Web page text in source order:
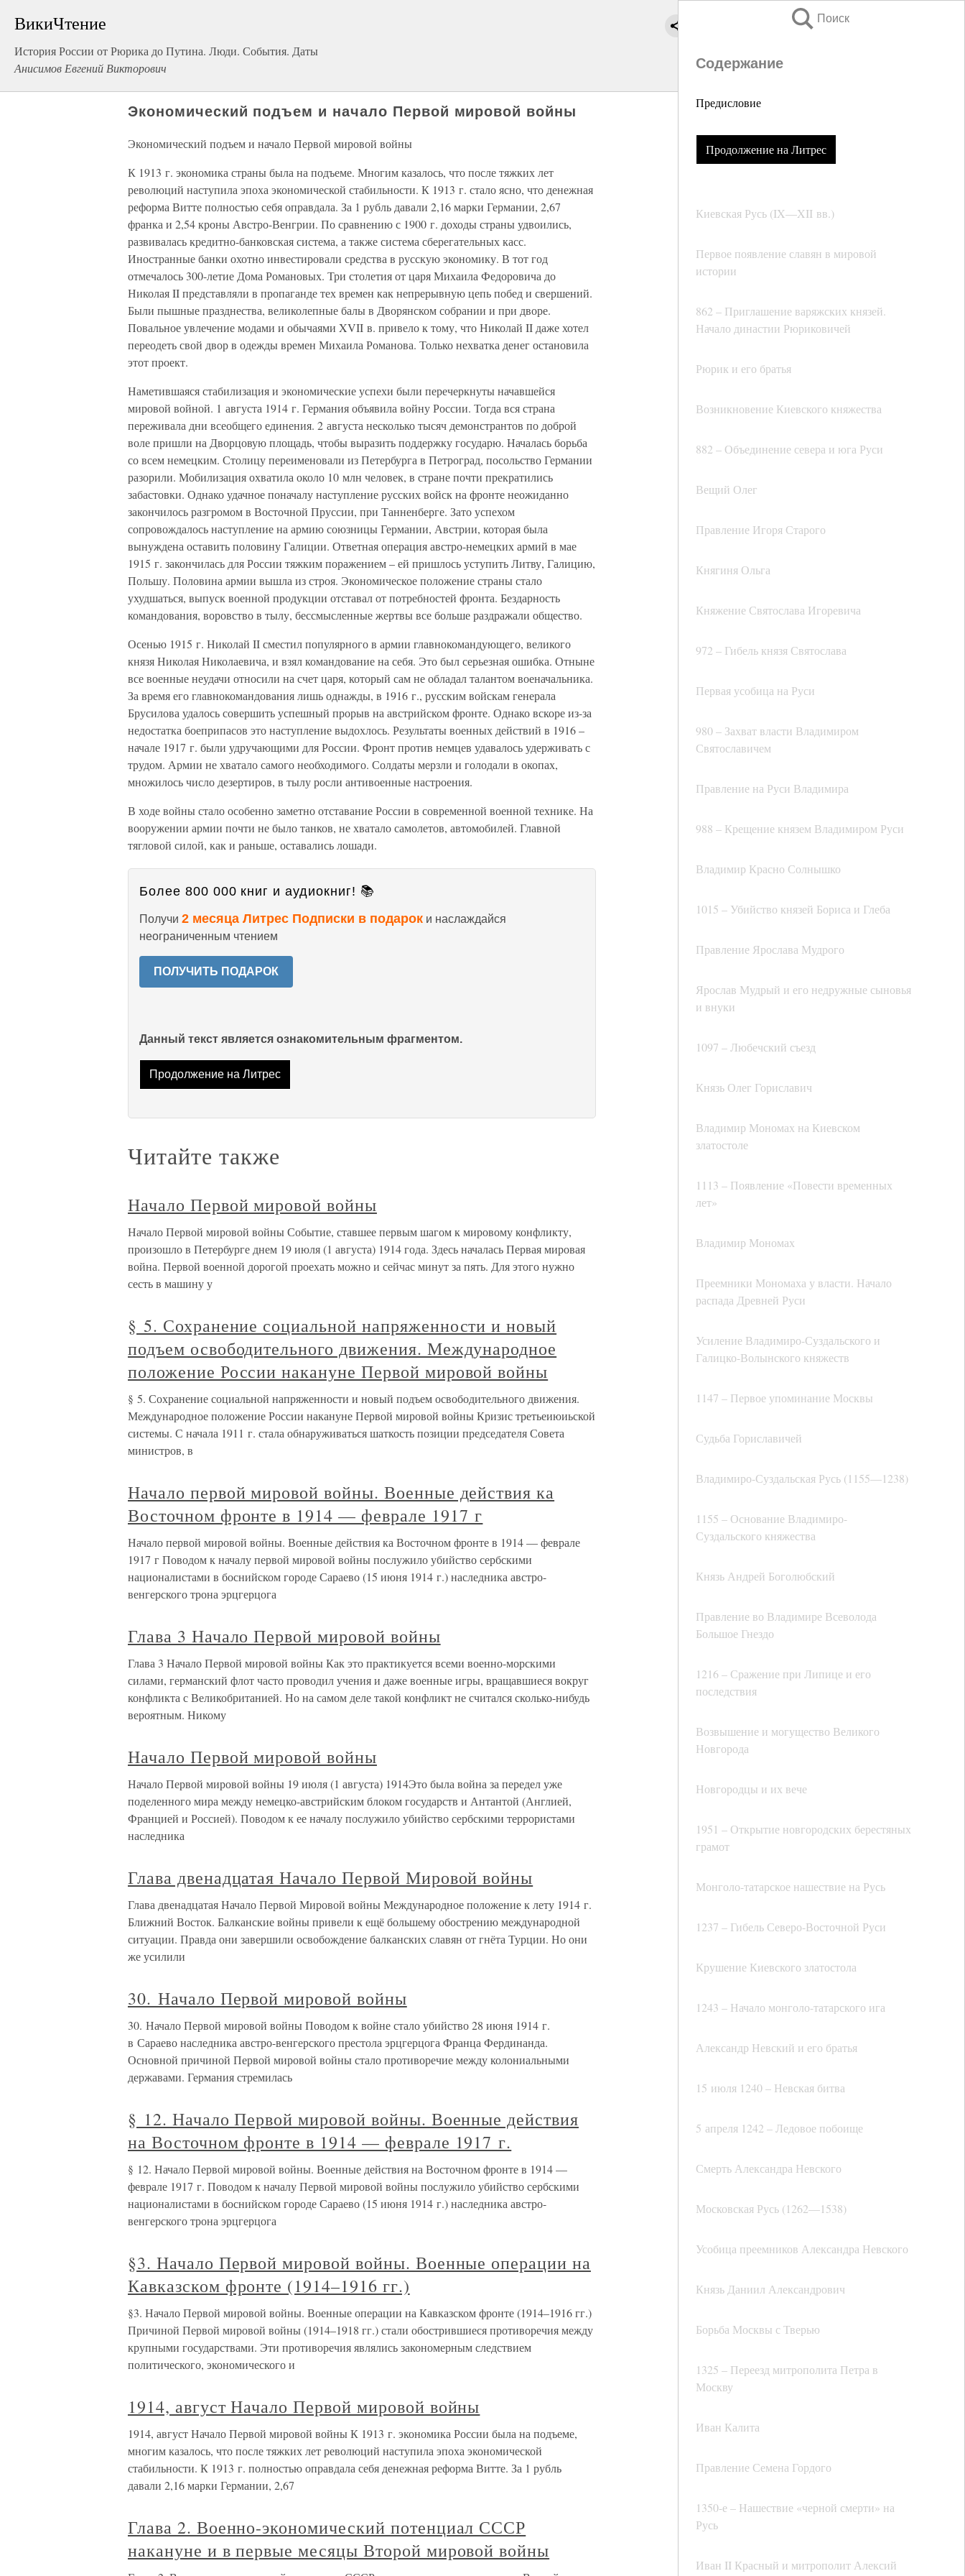
ВикиЧтение
История России от Рюрика до Путина. Люди. События. Даты
Анисимов Евгений Викторович
Поиск
Содержание
Предисловие
Продолжение на Литрес
Киевская Русь (IX—XII вв.)
Первое появление славян в мировой
истории
862 – Приглашение варяжских князей.
Начало династии Рюриковичей
Рюрик и его братья
Возникновение Киевского княжества
882 – Объединение севера и юга Руси
Вещий Олег
Правление Игоря Старого
Княгиня Ольга
Княжение Святослава Игоревича
972 – Гибель князя Святослава
Первая усобица на Руси
980 – Захват власти Владимиром
Святославичем
Правление на Руси Владимира
988 – Крещение князем Владимиром Руси
Владимир Красно Солнышко
1015 – Убийство князей Бориса и Глеба
Правление Ярослава Мудрого
Ярослав Мудрый и его недружные сыновья
и внуки
1097 – Любечский съезд
Князь Олег Гориславич
Владимир Мономах на Киевском
златостоле
1113 – Появление «Повести временных
лет»
Владимир Мономах
Преемники Мономаха у власти. Начало
распада Древней Руси
Усиление Владимиро-Суздальского и
Галицко-Волынского княжеств
1147 – Первое упоминание Москвы
Судьба Гориславичей
Владимиро-Суздальская Русь (1155—1238)
1155 – Основание Владимиро-
Суздальского княжества
Князь Андрей Боголюбский
Правление во Владимире Всеволода
Большое Гнездо
1216 – Сражение при Липице и его
последствия
Возвышение и могущество Великого
Новгорода
Новгородцы и их вече
1951 – Открытие новгородских берестяных
грамот
Монголо-татарское нашествие на Русь
1237 – Гибель Северо-Восточной Руси
Крушение Киевского златостола
1243 – Начало монголо-татарского ига
Александр Невский и его братья
15 июля 1240 – Невская битва
5 апреля 1242 – Ледовое побоище
Смерть Александра Невского
Московская Русь (1262—1538)
Усобица преемников Александра Невского
Князь Даниил Александрович
Борьба Москвы с Тверью
1325 – Переезд митрополита Петра в
Москву
Иван Калита
Правление Семена Гордого
1350-е – Нашествие «черной смерти» на
Русь
Иван II Красный и митрополит Алексий
Экономический подъем и начало Первой мировой войны
Экономический подъем и начало Первой мировой войны
К 1913 г. экономика страны была на подъеме. Многим казалось, что после тяжких лет
революций наступила эпоха экономической стабильности. К 1913 г. стало ясно, что денежная
реформа Витте полностью себя оправдала. За 1 рубль давали 2,16 марки Германии, 2,67
франка и 2,54 кроны Австро-Венгрии. По сравнению с 1900 г. доходы страны удвоились,
развивалась кредитно-банковская система, а также система сберегательных касс.
Иностранные банки охотно инвестировали средства в русскую экономику. В тот год
отмечалось 300-летие Дома Романовых. Три столетия от царя Михаила Федоровича до
Николая II представляли в пропаганде тех времен как непрерывную цепь побед и свершений.
Были пышные празднества, великолепные балы в Дворянском собрании и при дворе.
Повальное увлечение модами и обычаями XVII в. привело к тому, что Николай II даже хотел
переодеть свой двор в одежды времен Михаила Романова. Только нехватка денег остановила
этот проект.
Наметившаяся стабилизация и экономические успехи были перечеркнуты начавшейся
мировой войной. 1 августа 1914 г. Германия объявила войну России. Тогда вся страна
переживала дни всеобщего единения. 2 августа несколько тысяч демонстрантов по доброй
воле пришли на Дворцовую площадь, чтобы выразить поддержку государю. Началась борьба
со всем немецким. Столицу переименовали из Петербурга в Петроград, посольство Германии
разорили. Мобилизация охватила около 10 млн человек, в стране почти прекратились
забастовки. Однако удачное поначалу наступление русских войск на фронте неожиданно
закончилось разгромом в Восточной Пруссии, при Танненберге. Зато успехом
сопровождалось наступление на армию союзницы Германии, Австрии, которая была
вынуждена оставить половину Галиции. Ответная операция австро-немецких армий в мае
1915 г. закончилась для России тяжким поражением – ей пришлось уступить Литву, Галицию,
Польшу. Половина армии вышла из строя. Экономическое положение страны стало
ухудшаться, выпуск военной продукции отставал от потребностей фронта. Бездарность
командования, воровство в тылу, бессмысленные жертвы все больше раздражали общество.
Осенью 1915 г. Николай II сместил популярного в армии главнокомандующего, великого
князя Николая Николаевича, и взял командование на себя. Это был серьезная ошибка. Отныне
все военные неудачи относили на счет царя, который сам не обладал талантом военачальника.
За время его главнокомандования лишь однажды, в 1916 г., русским войскам генерала
Брусилова удалось совершить успешный прорыв на австрийском фронте. Однако вскоре из-за
недостатка боеприпасов это наступление выдохлось. Результаты военных действий в 1916 –
начале 1917 г. были удручающими для России. Фронт против немцев удавалось удерживать с
трудом. Армии не хватало самого необходимого. Солдаты мерзли и голодали в окопах,
множилось число дезертиров, в тылу росли антивоенные настроения.
В ходе войны стало особенно заметно отставание России в современной военной технике. На
вооружении армии почти не было танков, не хватало самолетов, автомобилей. Главной
тягловой силой, как и раньше, оставались лошади.
Более 800 000 книг и аудиокниг! 📚
Получи 2 месяца Литрес Подписки в подарок и наслаждайся
неограниченным чтением
ПОЛУЧИТЬ ПОДАРОК
Данный текст является ознакомительным фрагментом.
Продолжение на Литрес
Читайте также
Начало Первой мировой войны
Начало Первой мировой войны Событие, ставшее первым шагом к мировому конфликту,
произошло в Петербурге днем 19 июля (1 августа) 1914 года. Здесь началась Первая мировая
война. Первой военной дорогой проехать можно и сейчас минут за пять. Для этого нужно
сесть в машину у
§ 5. Сохранение социальной напряженности и новый
подъем освободительного движения. Международное
положение России накануне Первой мировой войны
§ 5. Сохранение социальной напряженности и новый подъем освободительного движения.
Международное положение России накануне Первой мировой войны Кризис третьеиюиьской
системы. С начала 1911 г. стала обнаруживаться шаткость позиции председателя Совета
министров, в
Начало первой мировой войны. Военные действия ка
Восточном фронте в 1914 — феврале 1917 г
Начало первой мировой войны. Военные действия ка Восточном фронте в 1914 — феврале
1917 г Поводом к началу первой мировой войны послужило убийство сербскими
националистами в боснийском городе Сараево (15 июня 1914 г.) наследника австро-
венгерского трона эрцгерцога
Глава 3 Начало Первой мировой войны
Глава 3 Начало Первой мировой войны Как это практикуется всеми военно-морскими
силами, германский флот часто проводил учения и даже военные игры, вращавшиеся вокруг
конфликта с Великобританией. Но на самом деле такой конфликт не считался сколько-нибудь
вероятным. Никому
Начало Первой мировой войны
Начало Первой мировой войны 19 июля (1 августа) 1914Это была война за передел уже
поделенного мира между немецко-австрийским блоком государств и Антантой (Англией,
Францией и Россией). Поводом к ее началу послужило убийство сербскими террористами
наследника
Глава двенадцатая Начало Первой Мировой войны
Глава двенадцатая Начало Первой Мировой войны Международное положение к лету 1914 г.
Ближний Восток. Балканские войны привели к ещё большему обострению международной
ситуации. Правда они завершили освобождение балканских славян от гнёта Турции. Но они
же усилили
30. Начало Первой мировой войны
30. Начало Первой мировой войны Поводом к войне стало убийство 28 июня 1914 г.
в Сараево наследника австро-венгерского престола эрцгерцога Франца Фердинанда.
Основной причиной Первой мировой войны стало противоречие между колониальными
державами. Германия стремилась
§ 12. Начало Первой мировой войны. Военные действия
на Восточном фронте в 1914 — феврале 1917 г.
§ 12. Начало Первой мировой войны. Военные действия на Восточном фронте в 1914 —
феврале 1917 г. Поводом к началу Первой мировой войны послужило убийство сербскими
националистами в боснийском городе Сараево (15 июня 1914 г.) наследника австро-
венгерского трона эрцгерцога
§3. Начало Первой мировой войны. Военные операции на
Кавказском фронте (1914–1916 гг.)
§3. Начало Первой мировой войны. Военные операции на Кавказском фронте (1914–1916 гг.)
Причиной Первой мировой войны (1914–1918 гг.) стали обострившиеся противоречия между
крупными государствами. Эти противоречия являлись закономерным следствием
политического, экономического и
1914, август Начало Первой мировой войны
1914, август Начало Первой мировой войны К 1913 г. экономика России была на подъеме,
многим казалось, что после тяжких лет революций наступила эпоха экономической
стабильности. К 1913 г. полностью оправдала себя денежная реформа Витте. За 1 рубль
давали 2,16 марки Германии, 2,67
Глава 2. Военно-экономический потенциал СССР
накануне и в первые месяцы Второй мировой войны